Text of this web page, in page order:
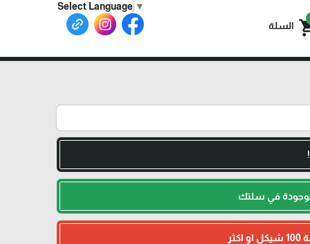
Select Language ▼
السلة
في سلتك